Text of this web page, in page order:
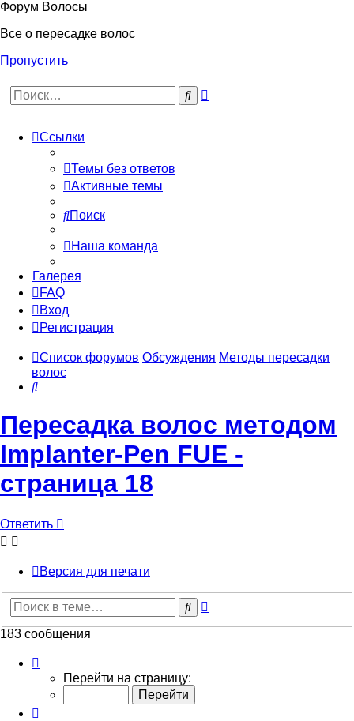
Форум Волосы
Все о пересадке волос
Пропустить
Поиск
Ссылки
Темы без ответов
Активные темы
Поиск
Наша команда
Галерея
FAQ
Вход
Регистрация
Список форумов Обсуждения Методы пересадки
волос
Поиск
Пересадка волос методом
Implanter-Pen FUE -
страница 18
Ответить
Версия для печати
Поиск
183 сообщения
18
19
Перейти на страницу: